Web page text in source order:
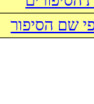
שם הסיפור